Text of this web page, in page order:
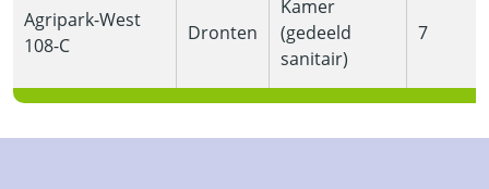
Agripark-West
108-C
Dronten
Kamer
(gedeeld
sanitair)
7